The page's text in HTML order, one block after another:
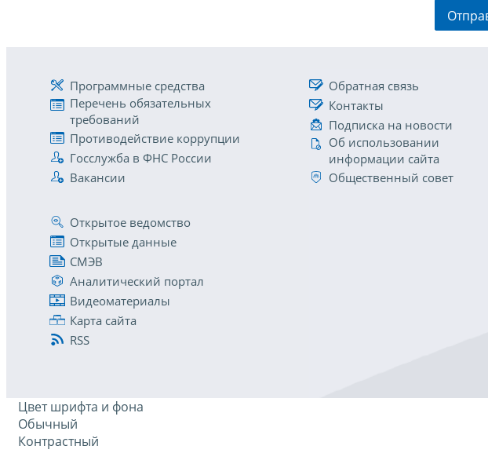
Программные средства
Перечень обязательных
требований
Противодействие коррупции
Госслужба в ФНС России
Вакансии
Обратная связь
Контакты
Подписка на новости
Об использовании
информации сайта
Общественный совет
Открытое ведомство
Открытые данные
СМЭВ
Аналитический портал
Видеоматериалы
Карта сайта
RSS
Цвет шрифта и фона
Обычный
Контрастный